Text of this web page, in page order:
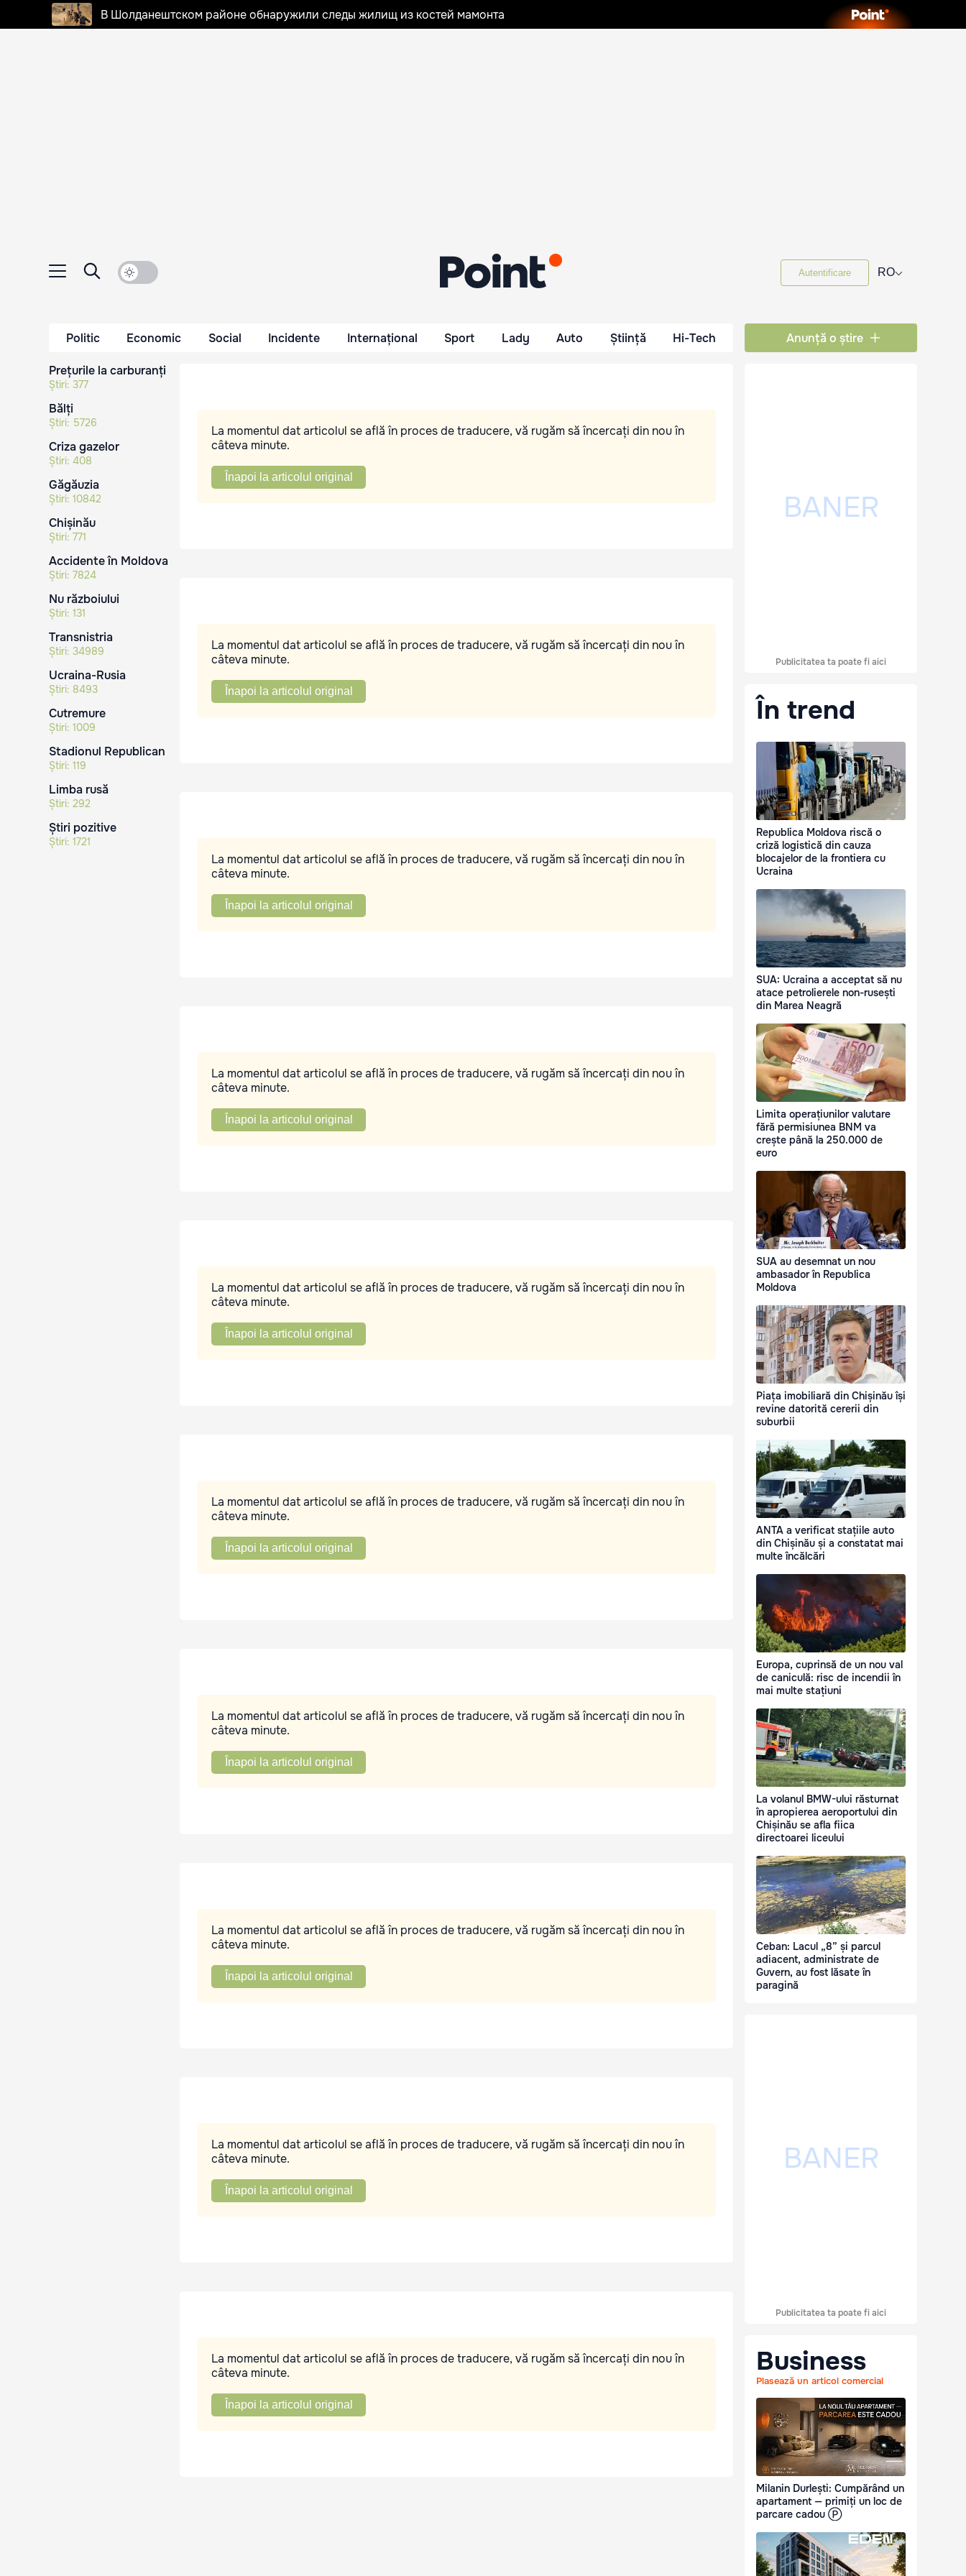
В Шолданештском районе обнаружили следы жилищ из костей мамонта
Autentificare RO⌵
Politic Economic Social Incidente Internațional Sport Lady Auto Știință Hi-Tech Anunță o știre
Prețurile la carburanți
Știri: 377
Bălți
Știri: 5726
Criza gazelor
Știri: 408
Găgăuzia
Știri: 10842
Chișinău
Știri: 771
Accidente în Moldova
Știri: 7824
Nu războiului
Știri: 131
Transnistria
Știri: 34989
Ucraina-Rusia
Știri: 8493
Cutremure
Știri: 1009
Stadionul Republican
Știri: 119
Limba rusă
Știri: 292
Știri pozitive
Știri: 1721
La momentul dat articolul se află în proces de traducere, vă rugăm să încercați din nou în
câteva minute.
Înapoi la articolul original
La momentul dat articolul se află în proces de traducere, vă rugăm să încercați din nou în
câteva minute.
Înapoi la articolul original
La momentul dat articolul se află în proces de traducere, vă rugăm să încercați din nou în
câteva minute.
Înapoi la articolul original
La momentul dat articolul se află în proces de traducere, vă rugăm să încercați din nou în
câteva minute.
Înapoi la articolul original
La momentul dat articolul se află în proces de traducere, vă rugăm să încercați din nou în
câteva minute.
Înapoi la articolul original
La momentul dat articolul se află în proces de traducere, vă rugăm să încercați din nou în
câteva minute.
Înapoi la articolul original
La momentul dat articolul se află în proces de traducere, vă rugăm să încercați din nou în
câteva minute.
Înapoi la articolul original
La momentul dat articolul se află în proces de traducere, vă rugăm să încercați din nou în
câteva minute.
Înapoi la articolul original
La momentul dat articolul se află în proces de traducere, vă rugăm să încercați din nou în
câteva minute.
Înapoi la articolul original
La momentul dat articolul se află în proces de traducere, vă rugăm să încercați din nou în
câteva minute.
Înapoi la articolul original
Publicitatea ta poate fi aici
În trend
Republica Moldova riscă o
criză logistică din cauza
blocajelor de la frontiera cu
Ucraina
SUA: Ucraina a acceptat să nu
atace petrolierele non-rusești
din Marea Neagră
Limita operațiunilor valutare
fără permisiunea BNM va
crește până la 250.000 de
euro
SUA au desemnat un nou
ambasador în Republica
Moldova
Piața imobiliară din Chișinău își
revine datorită cererii din
suburbii
ANTA a verificat stațiile auto
din Chișinău și a constatat mai
multe încălcări
Europa, cuprinsă de un nou val
de caniculă: risc de incendii în
mai multe stațiuni
La volanul BMW-ului răsturnat
în apropierea aeroportului din
Chișinău se afla fiica
directoarei liceului
Ceban: Lacul „8” și parcul
adiacent, administrate de
Guvern, au fost lăsate în
paragină
Publicitatea ta poate fi aici
Business
Plasează un articol comercial
Milanin Durlești: Cumpărând un
apartament — primiți un loc de
parcare cadou Ⓟ